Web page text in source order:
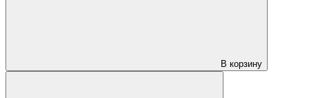
В корзину